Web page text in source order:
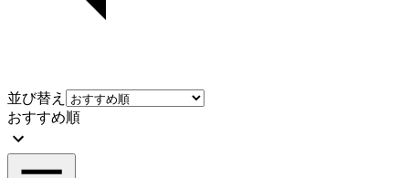
並び替え
おすすめ順